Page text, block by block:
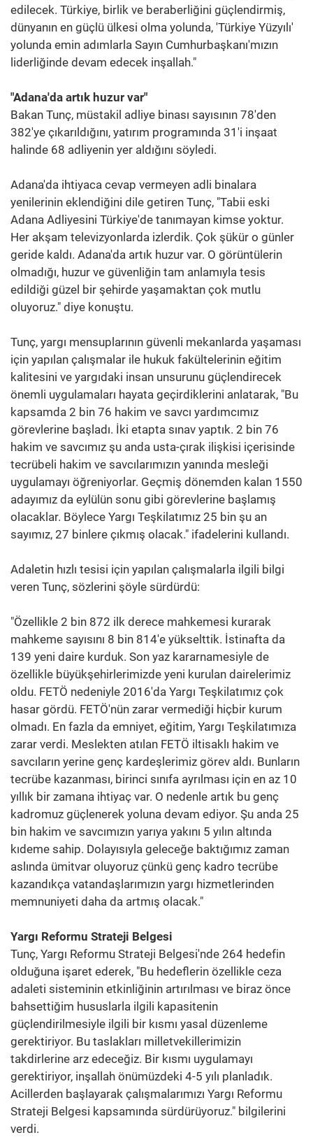
edilecek. Türkiye, birlik ve beraberliğini güçlendirmiş,
dünyanın en güçlü ülkesi olma yolunda, 'Türkiye Yüzyılı'
yolunda emin adımlarla Sayın Cumhurbaşkanı'mızın
liderliğinde devam edecek inşallah."
"Adana'da artık huzur var"
Bakan Tunç, müstakil adliye binası sayısının 78'den
382'ye çıkarıldığını, yatırım programında 31'i inşaat
halinde 68 adliyenin yer aldığını söyledi.
Adana'da ihtiyaca cevap vermeyen adli binalara
yenilerinin eklendiğini dile getiren Tunç, "Tabii eski
Adana Adliyesini Türkiye'de tanımayan kimse yoktur.
Her akşam televizyonlarda izlerdik. Çok şükür o günler
geride kaldı. Adana'da artık huzur var. O görüntülerin
olmadığı, huzur ve güvenliğin tam anlamıyla tesis
edildiği güzel bir şehirde yaşamaktan çok mutlu
oluyoruz." diye konuştu.
Tunç, yargı mensuplarının güvenli mekanlarda yaşaması
için yapılan çalışmalar ile hukuk fakültelerinin eğitim
kalitesini ve yargıdaki insan unsurunu güçlendirecek
önemli uygulamaları hayata geçirdiklerini anlatarak, "Bu
kapsamda 2 bin 76 hakim ve savcı yardımcımız
görevlerine başladı. İki etapta sınav yaptık. 2 bin 76
hakim ve savcımız şu anda usta-çırak ilişkisi içerisinde
tecrübeli hakim ve savcılarımızın yanında mesleği
uygulamayı öğreniyorlar. Geçmiş dönemden kalan 1550
adayımız da eylülün sonu gibi görevlerine başlamış
olacaklar. Böylece Yargı Teşkilatımız 25 bin şu an
sayımız, 27 binlere çıkmış olacak." ifadelerini kullandı.
Adaletin hızlı tesisi için yapılan çalışmalarla ilgili bilgi
veren Tunç, sözlerini şöyle sürdürdü:
"Özellikle 2 bin 872 ilk derece mahkemesi kurarak
mahkeme sayısını 8 bin 814'e yükselttik. İstinafta da
139 yeni daire kurduk. Son yaz kararnamesiyle de
özellikle büyükşehirlerimizde yeni kurulan dairelerimiz
oldu. FETÖ nedeniyle 2016'da Yargı Teşkilatımız çok
hasar gördü. FETÖ'nün zarar vermediği hiçbir kurum
olmadı. En fazla da emniyet, eğitim, Yargı Teşkilatımıza
zarar verdi. Meslekten atılan FETÖ iltisaklı hakim ve
savcıların yerine genç kardeşlerimiz görev aldı. Bunların
tecrübe kazanması, birinci sınıfa ayrılması için en az 10
yıllık bir zamana ihtiyaç var. O nedenle artık bu genç
kadromuz güçlenerek yoluna devam ediyor. Şu anda 25
bin hakim ve savcımızın yarıya yakını 5 yılın altında
kıdeme sahip. Dolayısıyla geleceğe baktığımız zaman
aslında ümitvar oluyoruz çünkü genç kadro tecrübe
kazandıkça vatandaşlarımızın yargı hizmetlerinden
memnuniyeti daha da artmış olacak."
Yargı Reformu Strateji Belgesi
Tunç, Yargı Reformu Strateji Belgesi'nde 264 hedefin
olduğuna işaret ederek, "Bu hedeflerin özellikle ceza
adaleti sisteminin etkinliğinin artırılması ve biraz önce
bahsettiğim hususlarla ilgili kapasitenin
güçlendirilmesiyle ilgili bir kısmı yasal düzenleme
gerektiriyor. Bu taslakları milletvekillerimizin
takdirlerine arz edeceğiz. Bir kısmı uygulamayı
gerektiriyor, inşallah önümüzdeki 4-5 yılı planladık.
Acillerden başlayarak çalışmalarımızı Yargı Reformu
Strateji Belgesi kapsamında sürdürüyoruz." bilgilerini
verdi.